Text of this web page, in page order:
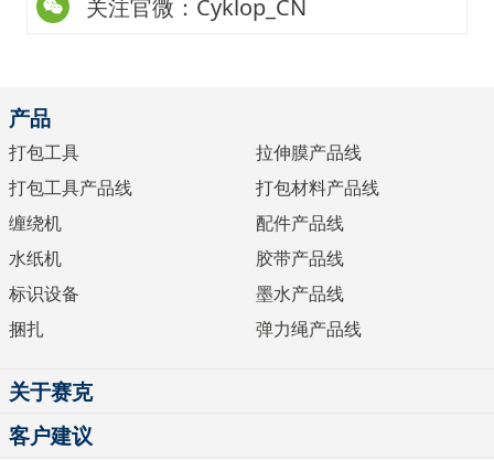
关注官微：Cyklop_CN
产品
打包工具
打包工具产品线
缠绕机
水纸机
标识设备
捆扎
拉伸膜产品线
打包材料产品线
配件产品线
胶带产品线
墨水产品线
弹力绳产品线
关于赛克
客户建议